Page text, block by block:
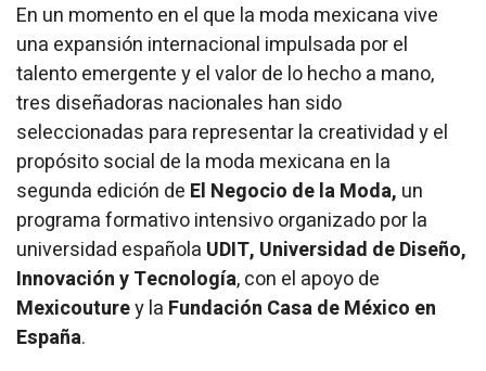
En un momento en el que la moda mexicana vive
una expansión internacional impulsada por el
talento emergente y el valor de lo hecho a mano,
tres diseñadoras nacionales han sido
seleccionadas para representar la creatividad y el
propósito social de la moda mexicana en la
segunda edición de El Negocio de la Moda, un
programa formativo intensivo organizado por la
universidad española UDIT, Universidad de Diseño,
Innovación y Tecnología, con el apoyo de
Mexicouturey la Fundación Casa de México en
España.